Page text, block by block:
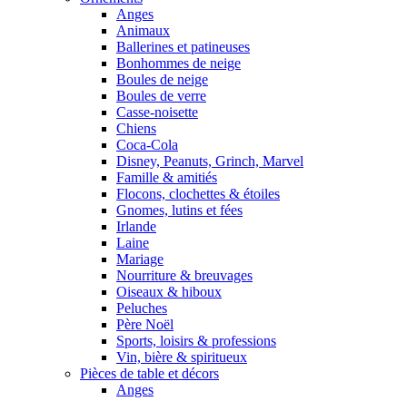
Anges
Animaux
Ballerines et patineuses
Bonhommes de neige
Boules de neige
Boules de verre
Casse-noisette
Chiens
Coca-Cola
Disney, Peanuts, Grinch, Marvel
Famille & amitiés
Flocons, clochettes & étoiles
Gnomes, lutins et fées
Irlande
Laine
Mariage
Nourriture & breuvages
Oiseaux & hiboux
Peluches
Père Noël
Sports, loisirs & professions
Vin, bière & spiritueux
Pièces de table et décors
Anges